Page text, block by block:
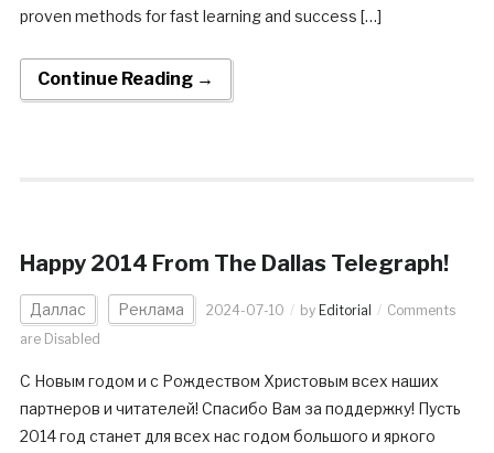
proven methods for fast learning and success […]
Continue Reading →
Happy 2014 From The Dallas Telegraph!
Даллас Реклама 2024-07-10 by Editorial
Comments
are Disabled
С Новым годом и с Рождеством Христовым всех наших
партнеров и читателей! Спасибо Вам за поддержку! Пусть
2014 год станет для всех нас годом большого и яркого